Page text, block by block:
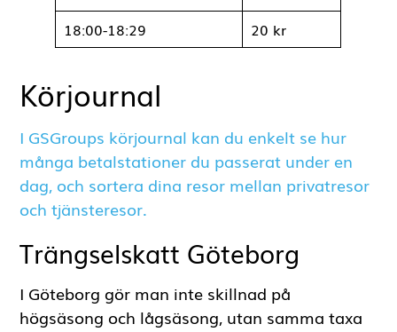
15:00-15:29
27 kr
17:30-17:59
18:00-18:29
20 kr
Körjournal
I GSGroups körjournal kan du enkelt se hur
många betalstationer du passerat under en
dag, och sortera dina resor mellan privatresor